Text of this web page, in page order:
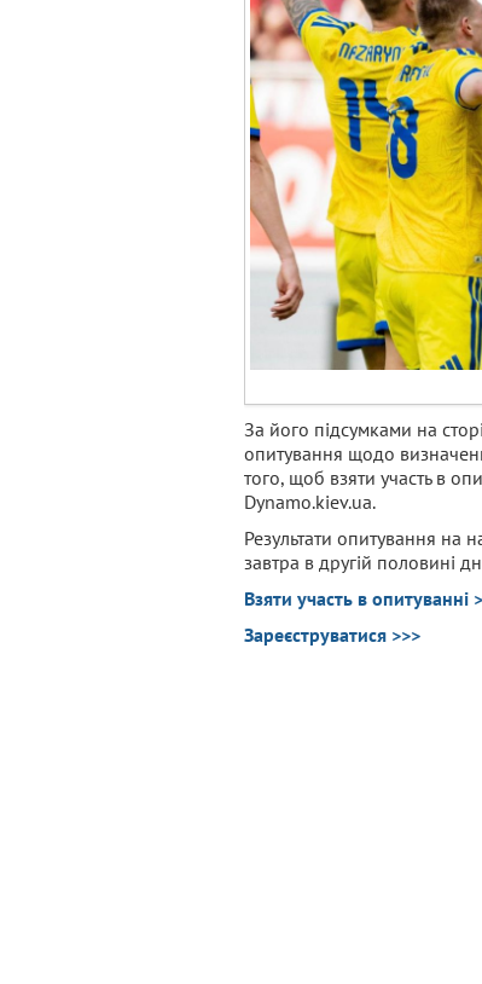
За його підсумками на
опитування щодо
того, щоб взяти участь в
Dynamo.kiev.ua.
Результати опитування на
завтра в другій половині
Взяти участь в опитуванні
Зареєструватися >>>